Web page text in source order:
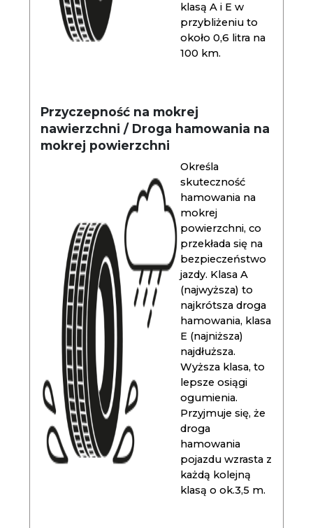
klasą A i E w
przybliżeniu to
około 0,6 litra na
100 km.
Przyczepność na mokrej
nawierzchni / Droga hamowania na
mokrej powierzchni
Określa
skuteczność
hamowania na
mokrej
powierzchni, co
przekłada się na
bezpieczeństwo
jazdy. Klasa A
(najwyższa) to
najkrótsza droga
hamowania, klasa
E (najniższa)
najdłuższa.
Wyższa klasa, to
lepsze osiągi
ogumienia.
Przyjmuje się, że
droga
hamowania
pojazdu wzrasta z
każdą kolejną
klasą o ok.3,5 m.